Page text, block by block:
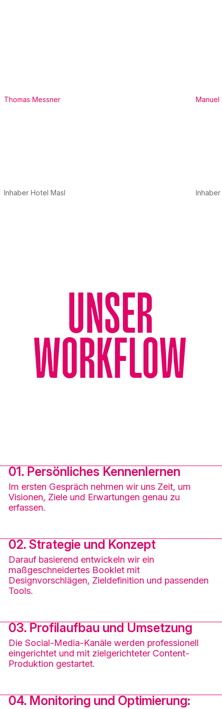
Thomas Messner
Inhaber Hotel Masl
Manuel
UNSER
WORKFLOW
01. Persönliches Kennenlernen
Im ersten Gespräch nehmen wir uns Zeit, um
Visionen, Ziele und Erwartungen genau zu
erfassen.
02. Strategie und Konzept
Darauf basierend entwickeln wir ein
maßgeschneidertes Booklet mit
Designvorschlägen, Zieldefinition und passenden
Tools.
03. Profilaufbau und Umsetzung
Die Social-Media-Kanäle werden professionell
eingerichtet und mit zielgerichteter Content-
Produktion gestartet.
04. Monitoring und Optimierung: